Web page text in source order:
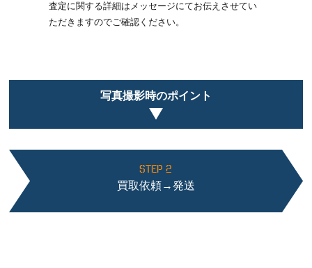
査定に関する詳細はメッセージにてお伝えさせてい
ただきますのでご確認ください。
写真撮影時のポイント
STEP 2
買取依頼→発送